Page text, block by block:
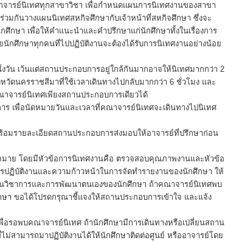
รย์นิเทศทุกสาขาวิชา เพื่อกำหนดแผนการนิเทศงานของสาขา
มกันวางแผนนิเทศสหกิจศึกษากับเจ้าหน้าที่สหกิจศึกษา ซึ่งจะ
กษา เพื่อให้คำแนะนำและคำปรึกษาแก่นักศึกษาทั้งในเรื่องการ
กศึกษาทุกคนที่ไปปฏิบัติงานจะต้องได้รับการนิเทศงานอย่างน้อย
น เว้นแต่สถานประกอบการอยู่ใกล้กันมากอาจให้นิเทศมากกว่า 2
ดนครราชสีมาที่ใช้เวลาเดินทางไปกลับมากกว่า 6 ชั่วโมง และ
จารย์นิเทศเพียงสถานประกอบการเดียวได้
เพื่อนัดหมายวันและเวลาที่คณาจารย์นิเทศจะเดินทางไปนิเทศ
มรายละเอียดสถานประกอบการส่งมอบให้อาจารย์ที่ปรึกษาก่อน
าย โดยมีหัวข้อการนิเทศงานคือ ตรวจสอบคุณภาพงานและหัวข้อ
ฏิบัติงานและความก้าวหน้าในการจัดทำรายงานของนักศึกษา ให้
ชาการและการพัฒนาตนเองของนักศึกษา ถ้าคณาจารย์นิเทศพบ
า ขอได้โปรดกรุณาชี้แจงให้สถานประกอบการเข้าใจ และแจ้ง
รอพบคณาจารย์นิเทศ ถ้านักศึกษามีการเดินทางหรือเปลี่ยนสถาน
ม่สามารถมาปฏิบัติงานได้ให้นักศึกษาติดต่อศูนย์ หรืออาจารย์โดย